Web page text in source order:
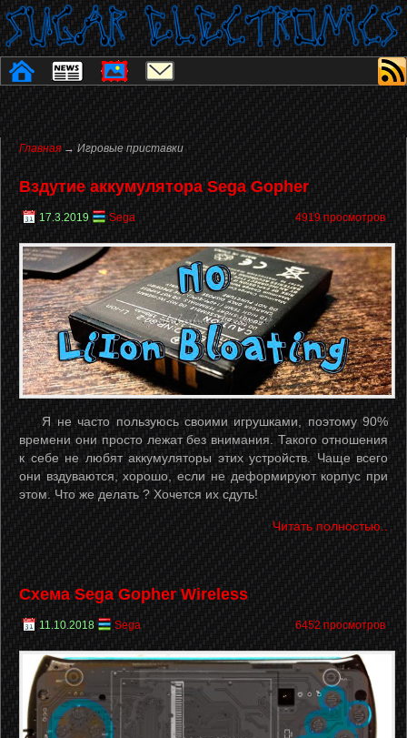
Главная→ Игровые приставки
Вздутие аккумулятора Sega Gopher
17.3.2019 Sega 4919 просмотров
Я не часто пользуюсь своими игрушками, поэтому 90%
времени они просто лежат без внимания. Такого отношения
к себе не любят аккумуляторы этих устройств. Чаще всего
они вздуваются, хорошо, если не деформируют корпус при
этом. Что же делать ? Хочется их сдуть!
Читать полностью..
Схема Sega Gopher Wireless
11.10.2018 Sega 6452 просмотров